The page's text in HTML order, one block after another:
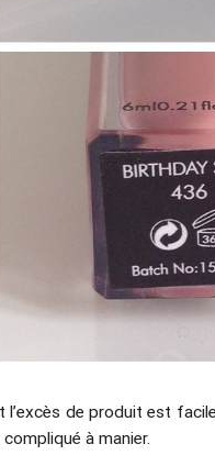
l’excès de produit est
à manier.